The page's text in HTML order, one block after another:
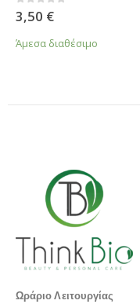
0 από 5
3,50 €
Άμεσα διαθέσιμο
Ωράριο Λειτουργίας